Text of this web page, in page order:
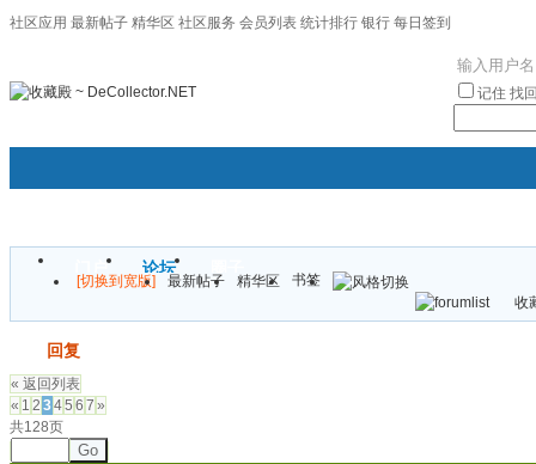
社区应用 最新帖子 精华区 社区服务 会员列表 统计排行 银行 每日签到
记住 找
门户 论坛
[切换到宽版] 最新帖子 精华区
书签
收
回复
« 返回列表
« 1 2 345 6 7 »
共128页
Go